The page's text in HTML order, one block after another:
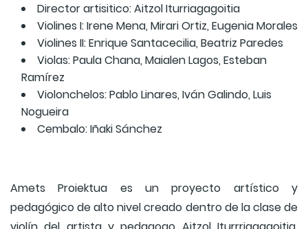
Director artisitico: Aitzol Iturriagagoitia
Violines I: Irene Mena, Mirari Ortiz, Eugenia Morales
Violines II: Enrique Santacecilia, Beatriz Paredes
Violas: Paula Chana, Maialen Lagos, Esteban
Ramírez
Violonchelos: Pablo Linares, Iván Galindo, Luis
Nogueira
Cembalo: Iñaki Sánchez
Amets Proiektua es un proyecto artístico y
pedagógico de alto nivel creado dentro de la clase de